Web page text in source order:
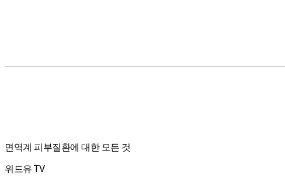
면역계 피부질환에 대한 모든 것
위드유 TV